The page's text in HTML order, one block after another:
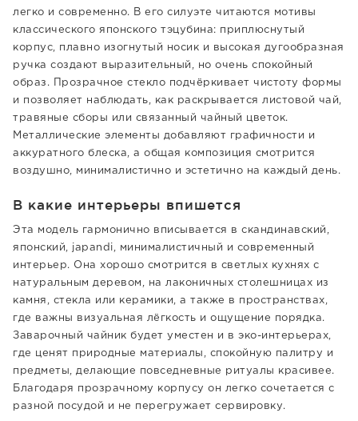
легко и современно. В его силуэте читаются мотивы
классического японского тэцубина: приплюснутый
корпус, плавно изогнутый носик и высокая дугообразная
ручка создают выразительный, но очень спокойный
образ. Прозрачное стекло подчёркивает чистоту формы
и позволяет наблюдать, как раскрывается листовой чай,
травяные сборы или связанный чайный цветок.
Металлические элементы добавляют графичности и
аккуратного блеска, а общая композиция смотрится
воздушно, минималистично и эстетично на каждый день.
В какие интерьеры впишется
Эта модель гармонично вписывается в скандинавский,
японский, japandi, минималистичный и современный
интерьер. Она хорошо смотрится в светлых кухнях с
натуральным деревом, на лаконичных столешницах из
камня, стекла или керамики, а также в пространствах,
где важны визуальная лёгкость и ощущение порядка.
Заварочный чайник будет уместен и в эко-интерьерах,
где ценят природные материалы, спокойную палитру и
предметы, делающие повседневные ритуалы красивее.
Благодаря прозрачному корпусу он легко сочетается с
разной посудой и не перегружает сервировку.